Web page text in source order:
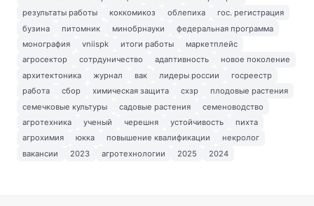
результаты работы
коккомикоз облепиха
гос. регистрация
бузина
питомник минобрнауки
федеральная программа
монография
vniispk итоги работы
маркетплейс
агросектор
сотрдуничество адаптивность
новое поколение
архитектоника
журнал вак лидеры россии
госреестр
работа
сбор химическая защита схзр
плодовые растения
семечковые культуры
садовые растения
семеноводство
агротехника
ученый черешня устойчивость
пихта
агрохимия
юкка повышение квалификации
некролог
вакансии
2023 агротехнологии 2025 2024